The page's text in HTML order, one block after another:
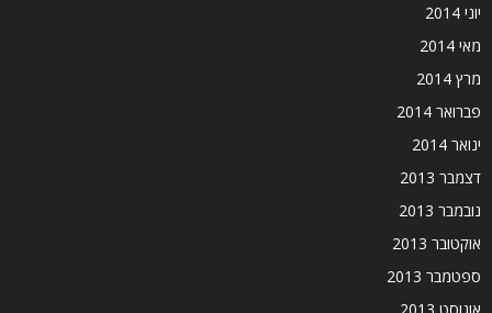
יוני 2014
מאי 2014
מרץ 2014
פברואר 2014
ינואר 2014
דצמבר 2013
נובמבר 2013
אוקטובר 2013
ספטמבר 2013
אוגוסט 2013